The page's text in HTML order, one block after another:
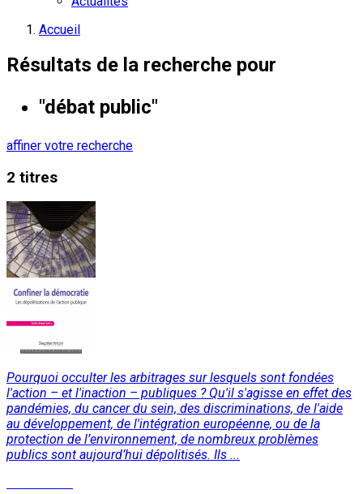
Accueil
Résultats de la recherche pour
"débat public"
affiner votre recherche
2 titres
Pourquoi occulter les arbitrages sur lesquels sont fondées
l'action – et l'inaction – publiques ? Qu'il s'agisse en effet des
pandémies, du cancer du sein, des discriminations, de l'aide
au développement, de l'intégration européenne, ou de la
protection de l’environnement, de nombreux problèmes
publics sont aujourd’hui dépolitisés. Ils ...